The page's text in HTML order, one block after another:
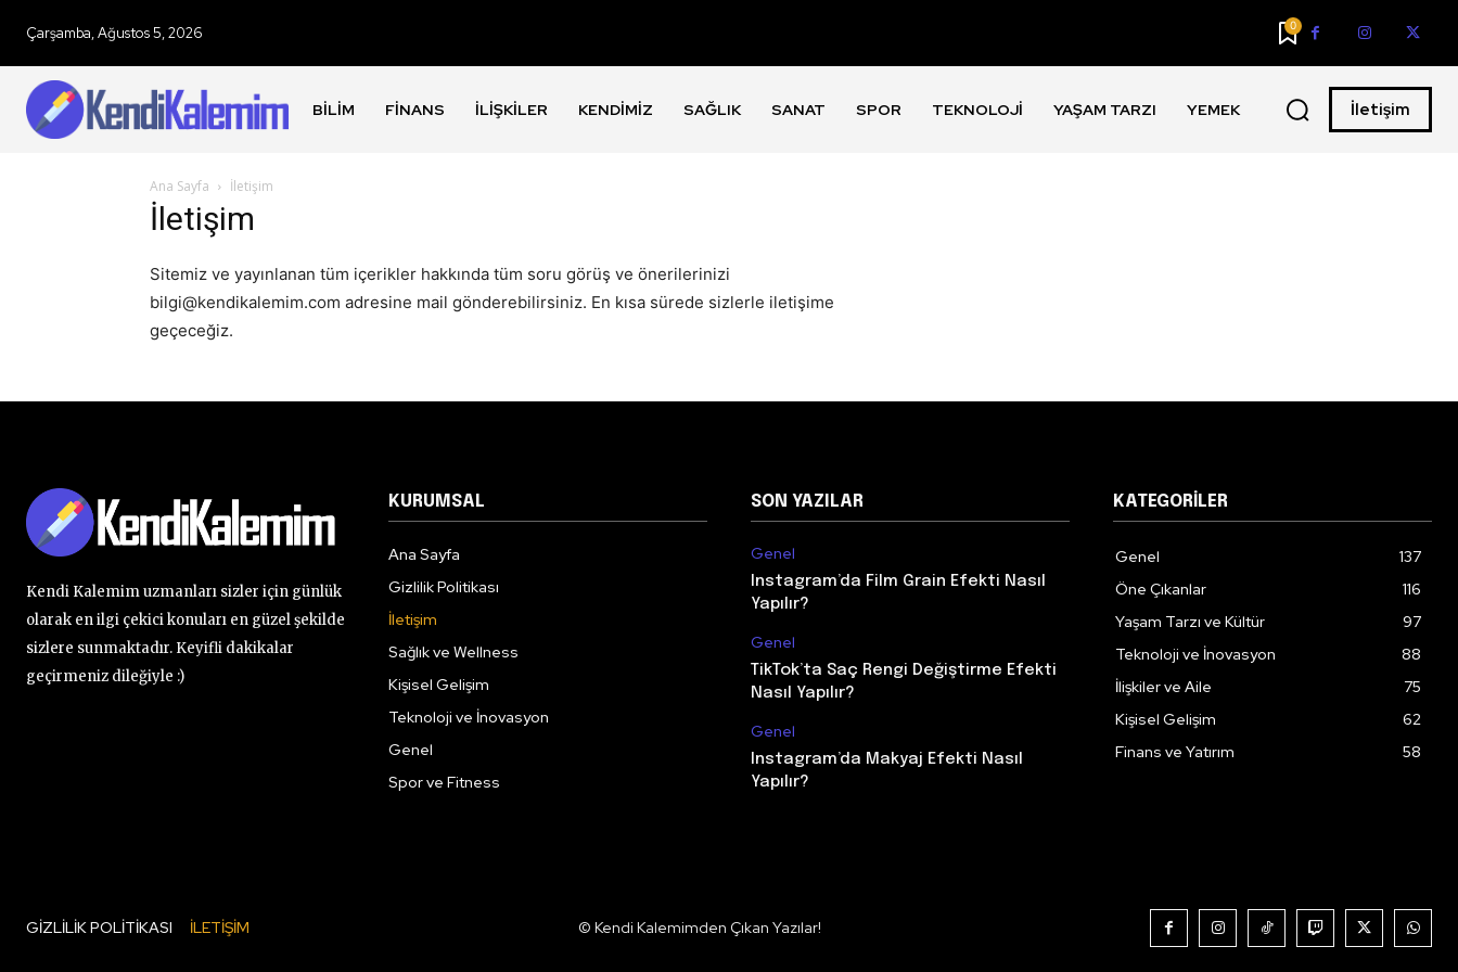
Çarşamba, Ağustos 5, 2026 0
BILIM FINANS İLIŞKILER KENDIMIZ SAĞLIK SANAT SPOR TEKNOLOJI YAŞAM TARZI YEMEK İletişim
Ana Sayfa İletişim
İletişim
Sitemiz ve yayınlanan tüm içerikler hakkında tüm soru görüş ve önerilerinizi
bilgi@kendikalemim.com adresine mail gönderebilirsiniz. En kısa sürede sizlerle iletişime
geçeceğiz.
Kendi Kalemim uzmanları sizler için günlük
olarak en ilgi çekici konuları en güzel şekilde
sizlere sunmaktadır. Keyifli dakikalar
geçirmeniz dileğiyle :)
KURUMSAL
Ana Sayfa
Gizlilik Politikası
İletişim
Sağlık ve Wellness
Kişisel Gelişim
Teknoloji ve İnovasyon
Genel
Spor ve Fitness
SON YAZILAR
Genel
Instagram’da Film Grain Efekti Nasıl
Yapılır?
Genel
TikTok’ta Saç Rengi Değiştirme Efekti
Nasıl Yapılır?
Genel
Instagram’da Makyaj Efekti Nasıl
Yapılır?
KATEGORILER
Genel
137
Öne Çıkanlar
116
Yaşam Tarzı ve Kültür
97
Teknoloji ve İnovasyon
88
İlişkiler ve Aile
75
Kişisel Gelişim
62
Finans ve Yatırım
58
GIZLILIK POLITIKASI İLETIŞIM © Kendi Kalemimden Çıkan Yazılar!